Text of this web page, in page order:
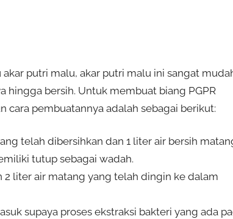
putri malu, akar putri malu ini sangat
hingga bersih. Untuk membuat biang PGPR
cara pembuatannya adalah sebagai berikut:
telah dibersihkan dan 1 liter air bersih
tutup sebagai wadah.
liter air matang yang telah dingin ke dalam
supaya proses ekstraksi bakteri yang ada